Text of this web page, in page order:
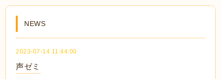
NEWS
2023-07-14 11:44:00
声ゼミ